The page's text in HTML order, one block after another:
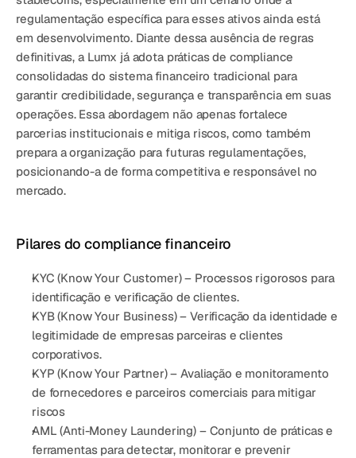
regulamentação específica para esses ativos ainda está
em desenvolvimento. Diante dessa ausência de regras
definitivas, a Lumx já adota práticas de compliance
consolidadas do sistema financeiro tradicional para
garantir credibilidade, segurança e transparência em suas
operações. Essa abordagem não apenas fortalece
parcerias institucionais e mitiga riscos, como também
prepara a organização para futuras regulamentações,
posicionando-a de forma competitiva e responsável no
mercado.
Pilares do compliance financeiro
KYC (Know Your Customer)
– Processos rigorosos para
identificação e verificação de clientes.
KYB (Know Your Business) – Verificação da identidade e
legitimidade de empresas parceiras e clientes
corporativos.
KYP (Know Your Partner) – Avaliação e monitoramento
de fornecedores e parceiros comerciais para mitigar
riscos
AML (Anti-Money Laundering) – Conjunto de práticas e
ferramentas para detectar, monitorar e prevenir